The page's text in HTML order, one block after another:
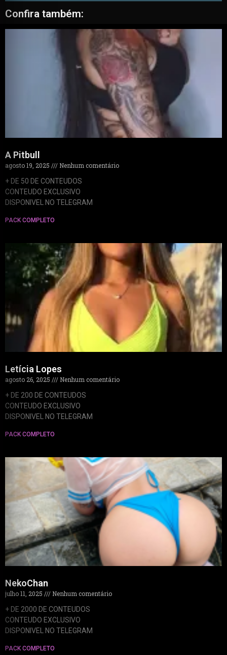
Confira também:
A Pitbull
agosto 19, 2025
Nenhum comentário
+ DE 50 DE CONTEUDOS
CONTEUDO EXCLUSIVO
DISPONIVEL NO TELEGRAM
PACK COMPLETO
Letícia Lopes
agosto 26, 2025
Nenhum comentário
+ DE 200 DE CONTEUDOS
CONTEUDO EXCLUSIVO
DISPONIVEL NO TELEGRAM
PACK COMPLETO
NekoChan
julho 11, 2025
Nenhum comentário
+ DE 2000 DE CONTEUDOS
CONTEUDO EXCLUSIVO
DISPONIVEL NO TELEGRAM
PACK COMPLETO